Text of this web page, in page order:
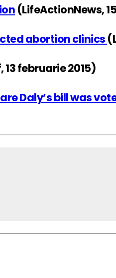
(LifeActionNews,
abortion clinics
13 februarie 2015)
Daly’s bill was